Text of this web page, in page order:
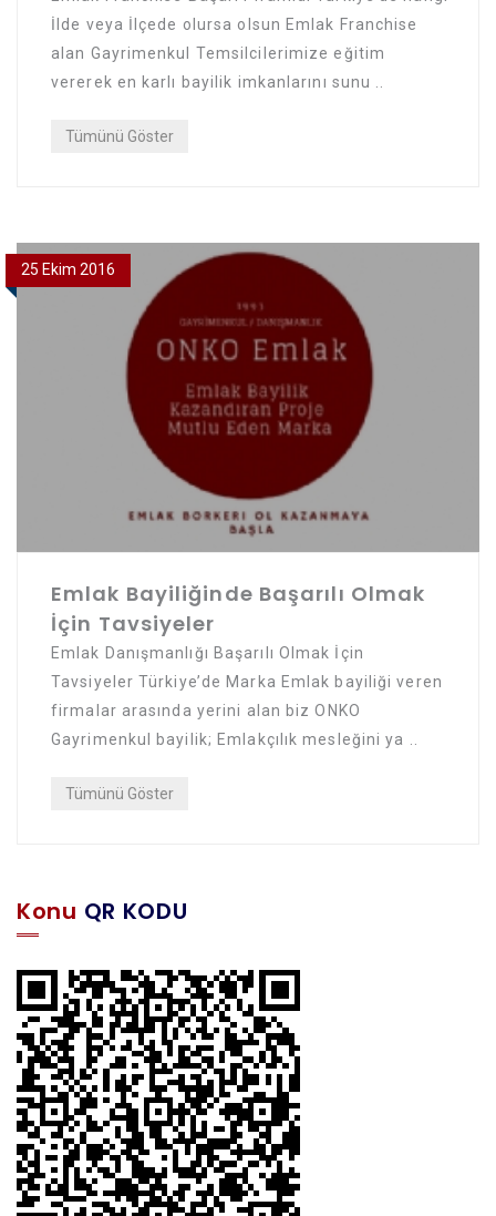
İlde veya İlçede olursa olsun Emlak Franchise
alan Gayrimenkul Temsilcilerimize eğitim
vererek en karlı bayilik imkanlarını sunu ..
Tümünü Göster
25 Ekim 2016
Emlak Bayiliğinde Başarılı Olmak
İçin Tavsiyeler
Emlak Danışmanlığı Başarılı Olmak İçin
Tavsiyeler Türkiye’de Marka Emlak bayiliği veren
firmalar arasında yerini alan biz ONKO
Gayrimenkul bayilik; Emlakçılık mesleğini ya ..
Tümünü Göster
Konu QR KODU